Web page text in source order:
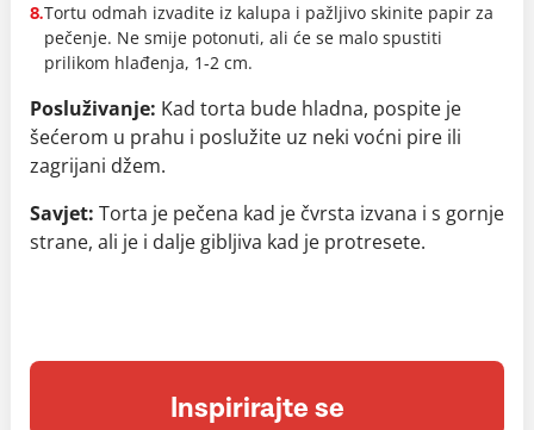
8.Tortu odmah izvadite iz kalupa i pažljivo skinite papir za
pečenje. Ne smije potonuti, ali će se malo spustiti
prilikom hlađenja, 1-2 cm.
Posluživanje: Kad torta bude hladna, pospite je
šećerom u prahu i poslužite uz neki voćni pire ili
zagrijani džem.
Savjet: Torta je pečena kad je čvrsta izvana i s gornje
strane, ali je i dalje gibljiva kad je protresete.
Inspirirajte se